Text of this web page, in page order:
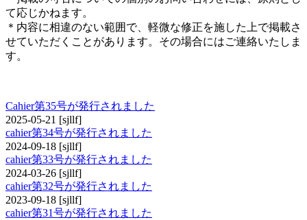
て応じかねます。
＊内容に相違のない範囲で、軽微な修正を施した上で掲載さ
せていただくことがあります。その場合にはご連絡いたしま
す。
Cahier第35号が発行されました
2025-05-21 [sjllf]
cahier第34号が発行されました
2024-09-18 [sjllf]
cahier第33号が発行されました
2024-03-26 [sjllf]
cahier第32号が発行されました
2023-09-18 [sjllf]
cahier第31号が発行されました